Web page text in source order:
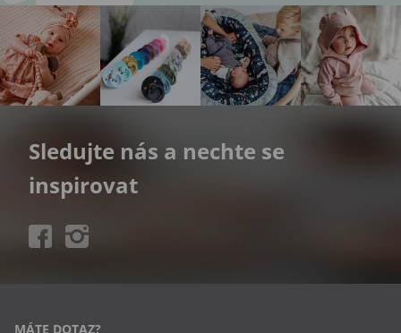
Sledujte nás a nechte se
inspirovat
MÁTE DOTAZ?